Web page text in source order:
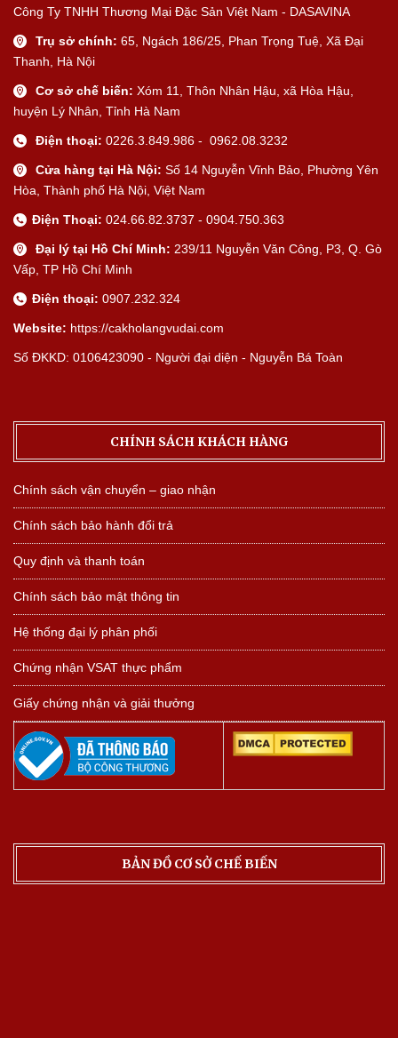
Công Ty TNHH Thương Mại Đặc Sản Việt Nam - DASAVINA
Trụ sở chính: 65, Ngách 186/25, Phan Trọng Tuệ, Xã Đại
Thanh, Hà Nội
Cơ sở chế biến: Xóm 11, Thôn Nhân Hậu, xã Hòa Hậu,
huyện Lý Nhân, Tỉnh Hà Nam
Điện thoại: 0226.3.849.986 - 0962.08.3232
Cửa hàng tại Hà Nội: Số 14 Nguyễn Vĩnh Bảo, Phường Yên
Hòa, Thành phố Hà Nội, Việt Nam
Điện Thoại: 024.66.82.3737 - 0904.750.363
Đại lý tại Hồ Chí Minh: 239/11 Nguyễn Văn Công, P3, Q. Gò
Vấp, TP Hồ Chí Minh
Điện thoại: 0907.232.324
Website: https://cakholangvudai.com
Số ĐKKD: 0106423090 - Người đại diện - Nguyễn Bá Toàn
CHÍNH SÁCH KHÁCH HÀNG
Chính sách vận chuyển – giao nhận
Chính sách bảo hành đổi trả
Quy định và thanh toán
Chính sách bảo mật thông tin
Hệ thống đại lý phân phối
Chứng nhận VSAT thực phẩm
Giấy chứng nhận và giải thưởng
BẢN ĐỒ CƠ SỞ CHẾ BIẾN